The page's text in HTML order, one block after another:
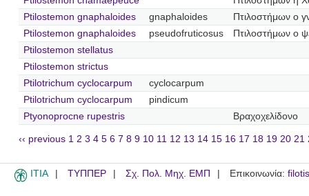
Ptilostemon gnaphaloides
gnaphaloides
Πτιλοστήμων ο
Ptilostemon gnaphaloides
pseudofruticosus
Πτιλοστήμων ο
Ptilostemon stellatus
Ptilostemon strictus
Ptilotrichum cyclocarpum
cyclocarpum
Ptilotrichum cyclocarpum
pindicum
Ptyonoprocne rupestris
Βραχοχελίδονο
‹‹ previous 1 2 3 4 5 6 7 8 9 10 11 12 13 14 15 16 17 18 19 20 21
ITIA ΤΥΠΠΕΡ Σχ. Πολ. Μηχ. ΕΜΠ Επικοινωνία: